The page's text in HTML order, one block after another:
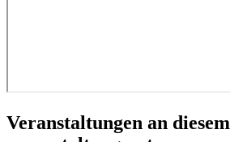
Veranstaltungen an diesem